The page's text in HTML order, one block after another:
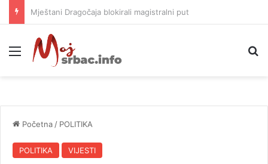
Helikopter ponovo gasi vatru u selima kod Trebinja
Meni
Početna / POLITIKA
POLITIKA VIJESTI